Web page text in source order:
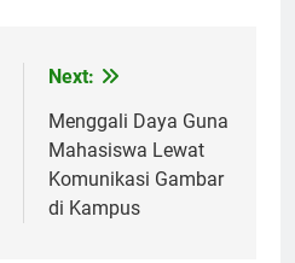
Next:
Menggali Daya Guna
Mahasiswa Lewat
Komunikasi Gambar
di Kampus